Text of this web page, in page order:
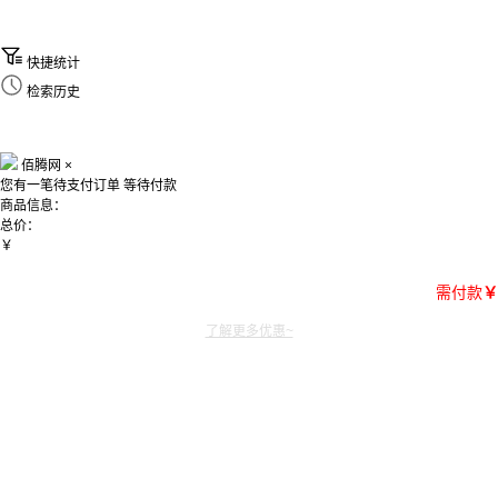
快捷统计
检索历史
佰腾网 ×
您有一笔待支付订单 等待付款
商品信息：
总价：
￥
需付款￥
了解更多优惠~